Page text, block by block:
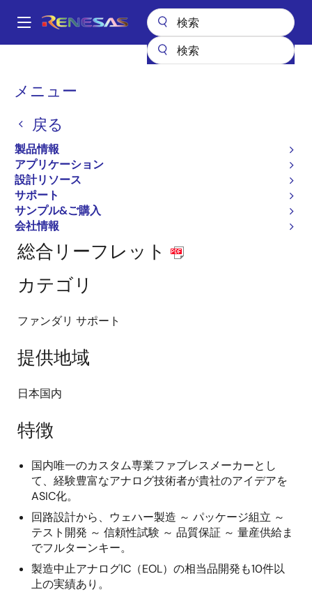
ン
Main
メニュー
戻る
製品情報
アプリケーション
設計リソース
サポート
サンプル&ご購入
会社情報
パ
く
ず
IP製品
IPライセンスパートナー
株式会社ジェピコ
アナログIC ターンキーサービス
EOL相当品開発
総合リーフレット
カテゴリ
ファンダリ サポート
提供地域
日本国内
特徴
国内唯一のカスタム専業ファブレスメーカーとし
て、経験豊富なアナログ技術者が貴社のアイデアを
ASIC化。
回路設計から、ウェハー製造 ～ パッケージ組立 ～
テスト開発 ～ 信頼性試験 ～ 品質保証 ～ 量産供給ま
でフルターンキー。
製造中止アナログIC（EOL）の相当品開発も10件以
上の実績あり。